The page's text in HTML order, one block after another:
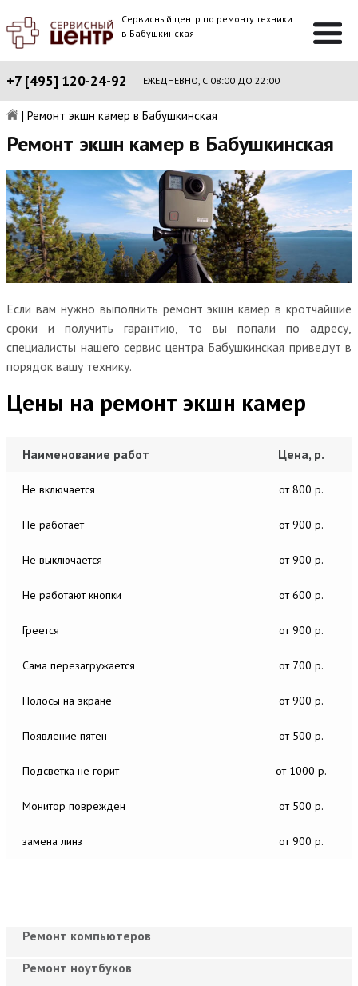
Сервисный центр по ремонту техники
в Бабушкинская
+7 [495] 120-24-92 ЕЖЕДНЕВНО, С 08:00 ДО 22:00
| Ремонт экшн камер в Бабушкинская
Ремонт экшн камер в Бабушкинская
Если вам нужно выполнить ремонт экшн камер в кротчайшие
сроки и получить гарантию, то вы попали по адресу,
специалисты нашего сервис центра Бабушкинская приведут в
порядок вашу технику.
Цены на ремонт экшн камер
Наименование работ Цена, р.
Не включается от 800 р.
Не работает от 900 р.
Не выключается от 900 р.
Не работают кнопки от 600 р.
Греется от 900 р.
Сама перезагружается от 700 р.
Полосы на экране от 900 р.
Появление пятен от 500 р.
Подсветка не горит от 1000 р.
Монитор поврежден от 500 р.
замена линз от 900 р.
Ремонт компьютеров
Ремонт ноутбуков